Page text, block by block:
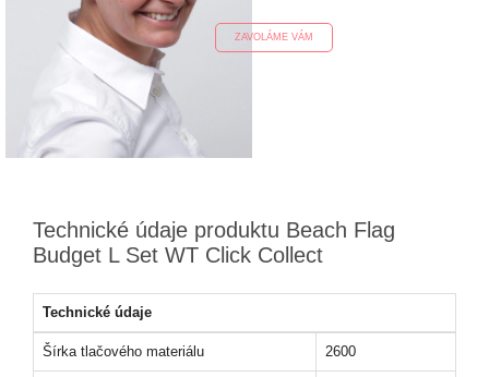
ZAVOLÁME VÁM
Technické údaje produktu Beach Flag
Budget L Set WT Click Collect
Technické údaje
Šírka tlačového materiálu 2600